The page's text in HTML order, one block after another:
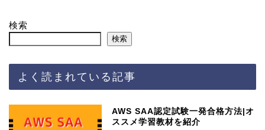
検索
検索
よく読まれている記事
AWS SAA認定試験一発合格方法|オ
ススメ学習教材を紹介